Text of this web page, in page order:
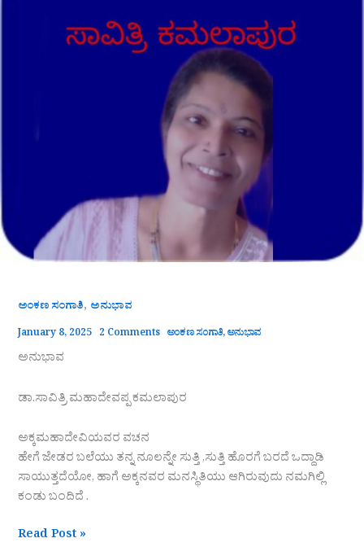
ಅಂಕಣ ಸಂಗಾತಿ, ಅನುಭಾವ
January 8, 2025 2 Comments ಅಂಕಣ ಸಂಗಾತಿ,ಅನುಭಾವ
ಅನುಭಾವ
ಡಾ.ಸಾವಿತ್ರಿ ಮಹಾದೇವಪ್ಪ ಕಮಲಾಪುರ
ಅಕ್ಕಮಹಾದೇವಿಯವರ ವಚನ
ಹೇಗೆ ಜೇಡರ ಬಲೆಯು ತನ್ನ ನೂಲನ್ನೇ ಸುತ್ತಿ ,ಸುತ್ತಿ ಹೊರಗೆ ಬರದೆ ಒದ್ದಾಡಿ
ಸಾಯುತ್ತದೆಯೋ, ಹಾಗೆ ಅಕ್ಕನವರ ಮನಸ್ಥಿತಿಯು ಆಗಿರುವುದು ನಮಗಿಲ್ಲಿ
ಕಂಡು ಬಂದಿದೆ .
Read Post »